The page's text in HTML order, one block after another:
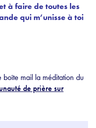
à faire de toutes les
qui m’unisse à toi
boîte mail la méditation du
de prière sur